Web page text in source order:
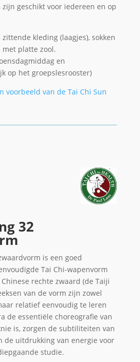
geschikt voor iedereen en op
zittende kleding (laagjes), sokken
met platte zool.
en
op het groepslesrooster)
voorbeeld van de Tai Chi Sun
32
is een goed
Tai Chi-wapenvorm
rechte zwaard (de Taiji
van de vorm zijn zowel
relatief eenvoudig te leren
de essentiële choreografie van
is, zorgen de subtiliteiten van
de uitdrukking van energie voor
studie.